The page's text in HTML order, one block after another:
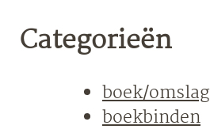
Categorieën
boek/omslag
boekbinden